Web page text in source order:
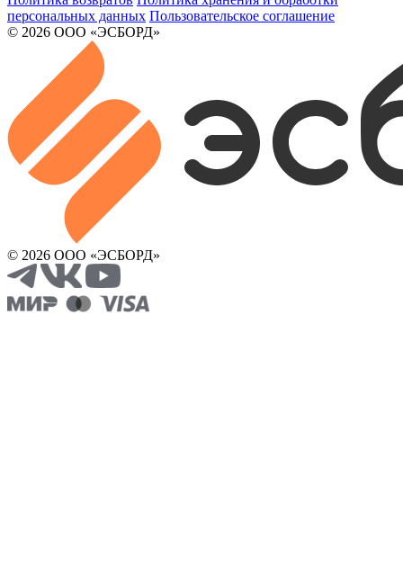
персональных данных Пользовательское соглашение
© 2026 ООО «ЭСБОРД»
© 2026 ООО «ЭСБОРД»